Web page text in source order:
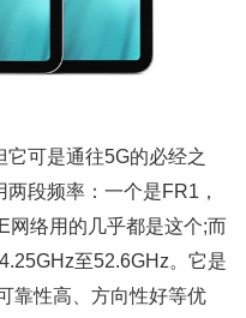
可是通往5G的必经之
段频率：一个是FR1，
网络用的几乎都是这个;而
至52.6GHz。它是
靠性高、方向性好等优